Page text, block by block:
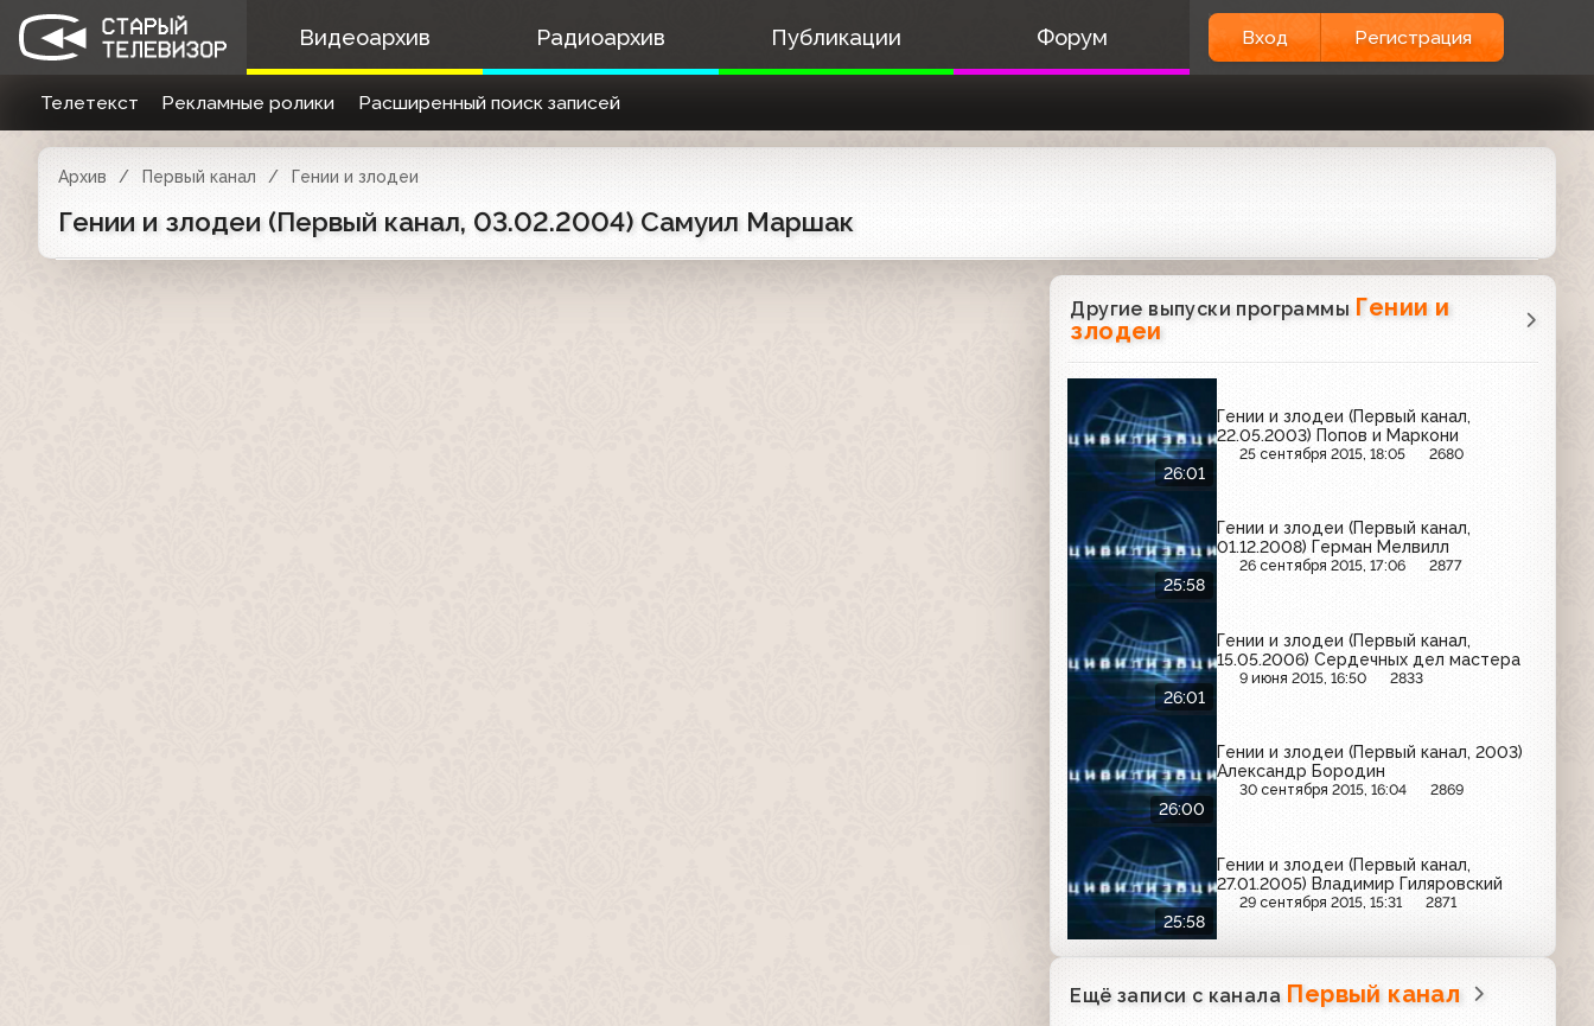
Видеоархив Радиоархив Публикации Форум Вход Регистрация
Телетекст Рекламные ролики Расширенный поиск записей
Архив Первый канал Гении и злодеи
Гении и злодеи (Первый канал, 03.02.2004) Самуил Маршак
Другие выпуски программы Гении и
злодеи
26:01
Гении и злодеи (Первый канал,
22.05.2003) Попов и Маркони
25 сентября 2015, 18:05 2680
25:58
Гении и злодеи (Первый канал,
01.12.2008) Герман Мелвилл
26 сентября 2015, 17:06 2877
26:01
Гении и злодеи (Первый канал,
15.05.2006) Сердечных дел мастера
9 июня 2015, 16:50 2833
26:00
Гении и злодеи (Первый канал, 2003)
Александр Бородин
30 сентября 2015, 16:04 2869
25:58
Гении и злодеи (Первый канал,
27.01.2005) Владимир Гиляровский
29 сентября 2015, 15:31 2871
Ещё записи с канала Первый канал